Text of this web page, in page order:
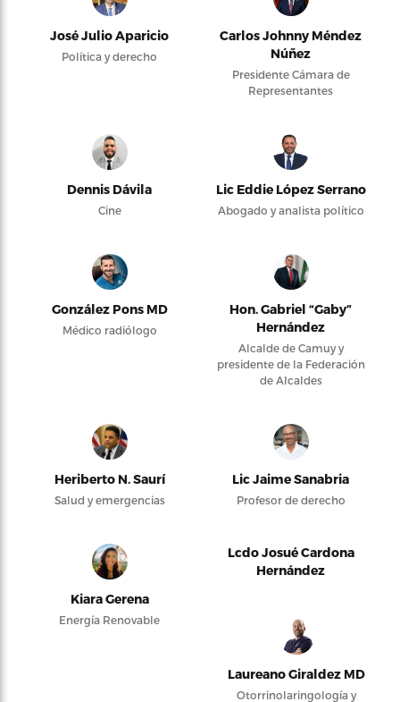
José Julio Aparicio
Política y derecho
Carlos Johnny Méndez
Núñez
Presidente Cámara de
Representantes
Dennis Dávila
Cine
Lic Eddie López Serrano
Abogado y analista político
González Pons MD
Médico radiólogo
Hon. Gabriel “Gaby”
Hernández
Alcalde de Camuy y
presidente de la Federación
de Alcaldes
Heriberto N. Saurí
Salud y emergencias
Lic Jaime Sanabria
Profesor de derecho
Kiara Gerena
Energía Renovable
Lcdo Josué Cardona
Hernández
Laureano Giraldez MD
Otorrinolaringología y